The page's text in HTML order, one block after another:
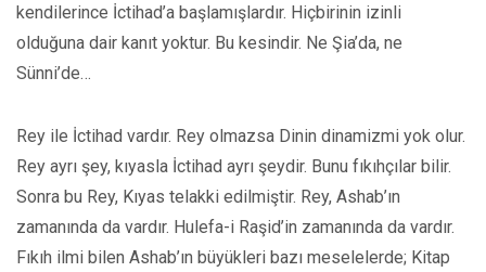
kendilerince İctihad’a başlamışlardır. Hiçbirinin izinli
olduğuna dair kanıt yoktur. Bu kesindir. Ne Şia’da, ne
Sünni’de…
Rey ile İctihad vardır. Rey olmazsa Dinin dinamizmi yok olur.
Rey ayrı şey, kıyasla İctihad ayrı şeydir. Bunu fıkıhçılar bilir.
Sonra bu Rey, Kıyas telakki edilmiştir. Rey, Ashab’ın
zamanında da vardır. Hulefa-i Raşid’in zamanında da vardır.
Fıkıh ilmi bilen Ashab’ın büyükleri bazı meselelerde; Kitap